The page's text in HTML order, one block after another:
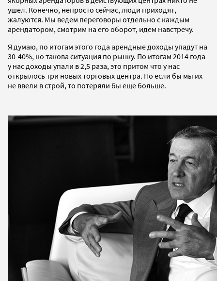
ушел. Конечно, непросто сейчас, люди приходят,
жалуются. Мы ведем переговоры отдельно с каждым
арендатором, смотрим на его оборот, идем навстречу.
Я думаю, по итогам этого года арендные доходы упадут на
30-40%, но такова ситуация по рынку. По итогам 2014 года
у нас доходы упали в 2,5 раза, это притом что у нас
открылось три новых торговых центра. Но если бы мы их
не ввели в строй, то потеряли бы еще больше.